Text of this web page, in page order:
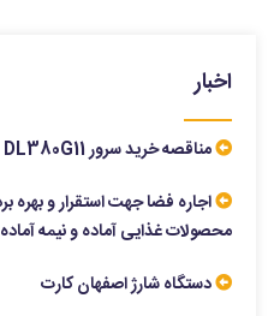
اخبار
مناقصه خرید سرور DL380G11
محصولات غذایی آماده و نیمه آماده
دستگاه شارژ اصفهان کارت